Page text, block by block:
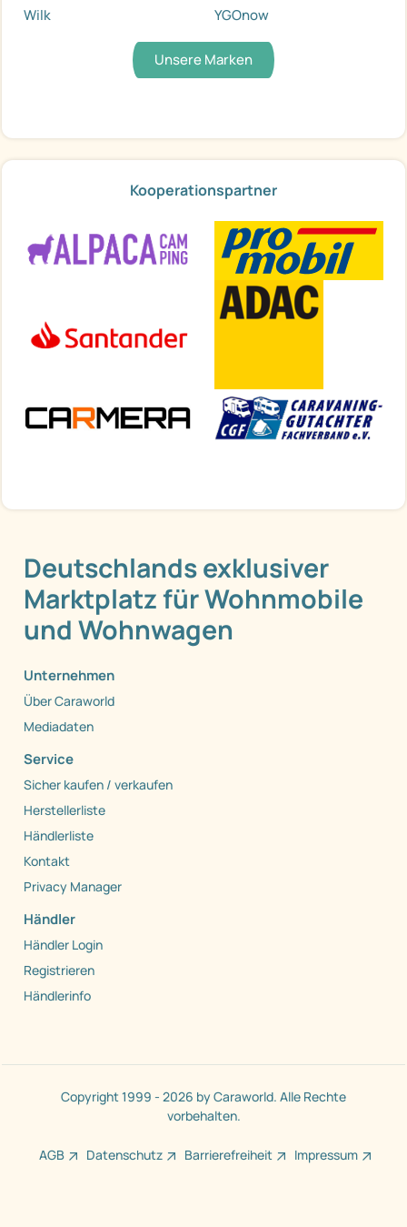
Wilk
YGOnow
Unsere Marken
Kooperationspartner
Deutschlands exklusiver
Marktplatz für Wohnmobile
und Wohnwagen
Unternehmen
Über Caraworld
Mediadaten
Service
Sicher kaufen / verkaufen
Herstellerliste
Händlerliste
Kontakt
Privacy Manager
Händler
Händler Login
Registrieren
Händlerinfo
Copyright 1999 - 2026 by Caraworld. Alle Rechte
vorbehalten.
AGB Datenschutz Barrierefreiheit Impressum